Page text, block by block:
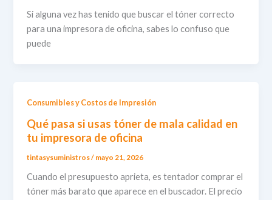
Si alguna vez has tenido que buscar el tóner correcto
para una impresora de oficina, sabes lo confuso que
puede
Consumibles y Costos de Impresión
Qué pasa si usas tóner de mala calidad en
tu impresora de oficina
tintasysuministros/ mayo 21, 2026
Cuando el presupuesto aprieta, es tentador comprar el
tóner más barato que aparece en el buscador. El precio